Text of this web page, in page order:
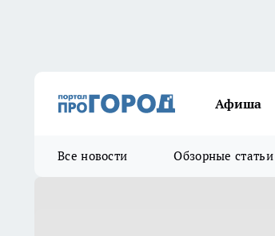
Афиша
Все новости Обзорные